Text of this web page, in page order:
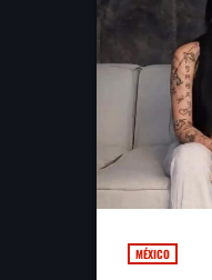
MÉXICO